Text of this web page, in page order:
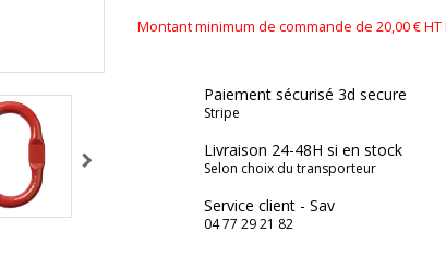
Montant minimum de commande de 20,00 €
Paiement sécurisé 3d secure
Stripe
Livraison 24-48H si en stock
Selon choix du transporteur
Service client - Sav
04 77 29 21 82